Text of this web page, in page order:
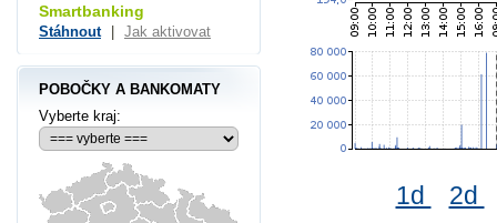
1d 2d
Smartbanking
Stáhnout Jak aktivovat
POBOČKY A BANKOMATY
Vyberte kraj: